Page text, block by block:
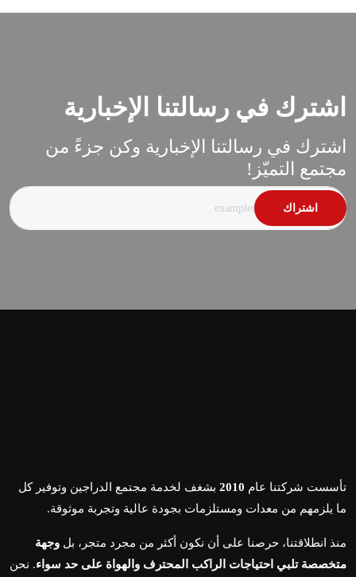
اشترك في رسالتنا الإخبارية
اشترك في رسالتنا الإخبارية وكن جزءً من
مجتمع التميّز!
اشتراك
تأسست شركتنا عام 2010 بشغف لخدمة مجتمع الدراجين وتوفير كل
ما يلزمهم من معدات ومستلزمات بجودة عالية وتجربة موثوقة.
منذ انطلاقتنا، حرصنا على أن نكون أكثر من مجرد متجر، بل وجهة
متخصصة تلبي احتياجات الراكب المحترف والهواة على حد سواء. نحن